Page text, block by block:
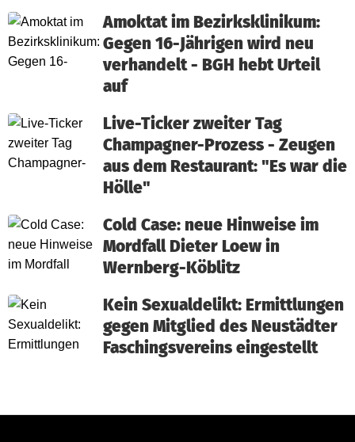
Amoktat im Bezirksklinikum:
Gegen 16-Jährigen wird neu
verhandelt - BGH hebt Urteil
auf
Live-Ticker zweiter Tag
Champagner-Prozess - Zeugen
aus dem Restaurant: "Es war die
Hölle"
Cold Case: neue Hinweise im
Mordfall Dieter Loew in
Wernberg-Köblitz
Kein Sexualdelikt: Ermittlungen
gegen Mitglied des Neustädter
Faschingsvereins eingestellt